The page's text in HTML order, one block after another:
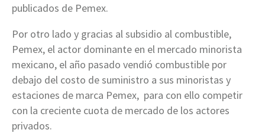
publicados de Pemex.
Por otro lado y gracias al subsidio al combustible,
Pemex, el actor dominante en el mercado minorista
mexicano, el año pasado vendió combustible por
debajo del costo de suministro a sus minoristas y
estaciones de marca Pemex, para con ello competir
con la creciente cuota de mercado de los actores
privados.